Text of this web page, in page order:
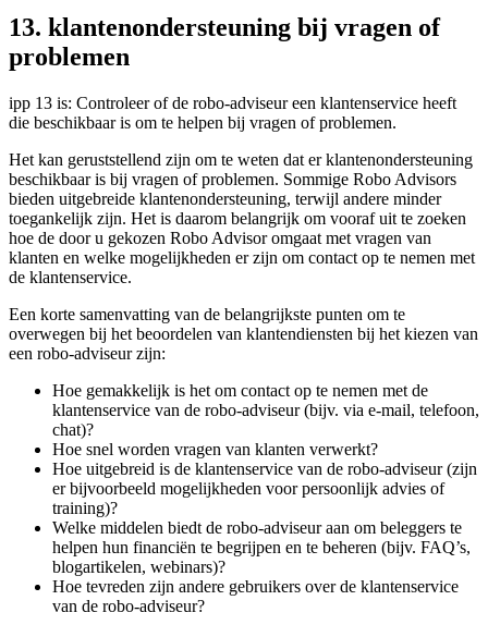
13. klantenondersteuning bij vragen of
problemen
ipp 13 is: Controleer of de robo-adviseur een klantenservice heeft
die beschikbaar is om te helpen bij vragen of problemen.
Het kan geruststellend zijn om te weten dat er klantenondersteuning
beschikbaar is bij vragen of problemen. Sommige Robo Advisors
bieden uitgebreide klantenondersteuning, terwijl andere minder
toegankelijk zijn. Het is daarom belangrijk om vooraf uit te zoeken
hoe de door u gekozen Robo Advisor omgaat met vragen van
klanten en welke mogelijkheden er zijn om contact op te nemen met
de klantenservice.
Een korte samenvatting van de belangrijkste punten om te
overwegen bij het beoordelen van klantendiensten bij het kiezen van
een robo-adviseur zijn:
Hoe gemakkelijk is het om contact op te nemen met de
klantenservice van de robo-adviseur (bijv. via e-mail, telefoon,
chat)?
Hoe snel worden vragen van klanten verwerkt?
Hoe uitgebreid is de klantenservice van de robo-adviseur (zijn
er bijvoorbeeld mogelijkheden voor persoonlijk advies of
training)?
Welke middelen biedt de robo-adviseur aan om beleggers te
helpen hun financiën te begrijpen en te beheren (bijv. FAQ’s,
blogartikelen, webinars)?
Hoe tevreden zijn andere gebruikers over de klantenservice
van de robo-adviseur?